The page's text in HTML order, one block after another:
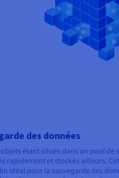
des données
étant situés dans un pool
rapidement et stockés ailleurs.
idéal pour la sauvegarde des